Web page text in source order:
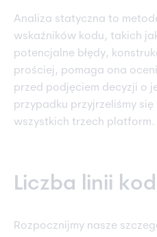
Analiza statyczna to
wskaźników kodu, takich
potencjalne błędy,
prościej, pomaga ona
przed podjęciem decyzji o
przypadku przyjrzeliśmy
wszystkich trzech platform.
Liczba linii
Rozpocznijmy nasze